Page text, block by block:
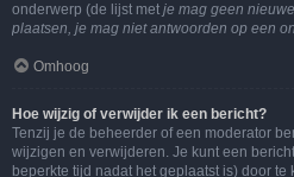
onderwerp (de lijst met je mag geen
plaatsen, je mag niet antwoorden op een
Omhoog
Hoe wijzig of verwijder ik een bericht?
Tenzij je de beheerder of een moderator
wijzigen en verwijderen. Je kunt een
beperkte tijd nadat het geplaatst is) door te